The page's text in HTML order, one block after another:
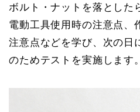
ボルト・ナットを落とした
電動工具使用時の注意点、
注意点などを学び、次の日
のためテストを実施します。